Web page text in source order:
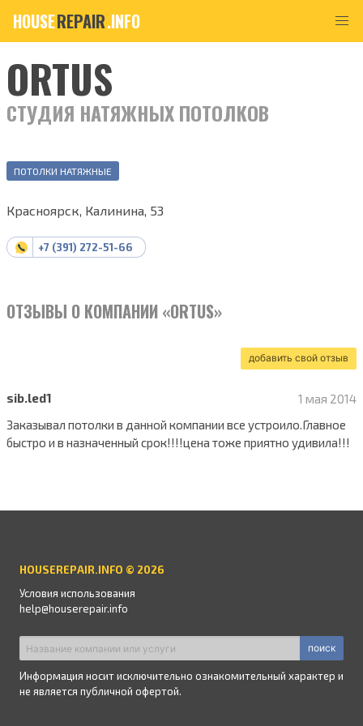
HOUSEREPAIR.INFO
ORTUS
СТУДИЯ НАТЯЖНЫХ ПОТОЛКОВ
ПОТОЛКИ НАТЯЖНЫЕ
Красноярск, Калинина, 53
+7 (391) 272-51-66
ОТЗЫВЫ О КОМПАНИИ «ORTUS»
добавить свой отзыв
sib.led1
1 мая 2014
Заказывал потолки в данной компании все устроило.Главное
быстро и в назначенный срок!!!!цена тоже приятно удивила!!!
HOUSEREPAIR.INFO © 2026
Условия использования
help@houserepair.info
поиск
Информация носит исключительно ознакомительный характер и
не является публичной офертой.